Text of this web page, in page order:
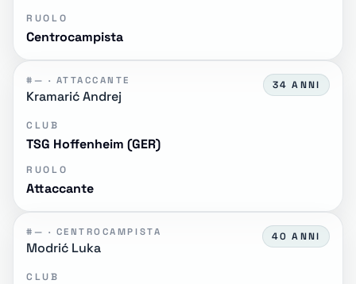
RUOLO
Centrocampista
#— · ATTACCANTE
Kramarić Andrej
34 ANNI
CLUB
TSG Hoffenheim (GER)
RUOLO
Attaccante
#— · CENTROCAMPISTA
Modrić Luka
40 ANNI
CLUB